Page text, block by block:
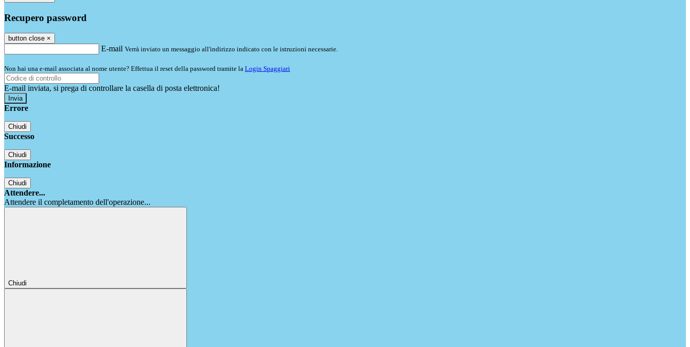
Recupero password
button close ×
E-mail Verrà inviato un messaggio all'indirizzo indicato con le istruzioni necessarie.
Non hai una e-mail associata al nome utente? Effettua il reset della password tramite la Login Spaggiari
E-mail inviata, si prega di controllare la casella di posta elettronica!
Errore
Chiudi
Successo
Chiudi
Informazione
Chiudi
Attendere...
Attendere il completamento dell'operazione...
Chiudi